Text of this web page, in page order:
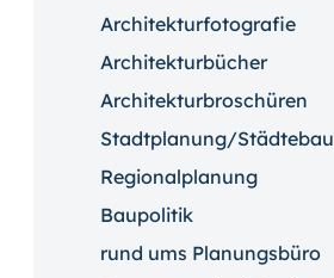
Architekturfotografie
Architekturbücher
Architekturbroschüren
Stadtplanung/Städtebau
Regionalplanung
Baupolitik
rund ums Planungsbüro